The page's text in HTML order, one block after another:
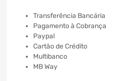
Transferência Bancária
Pagamento à Cobrança
Paypal
Cartão de Crédito
Multibanco
MB Way